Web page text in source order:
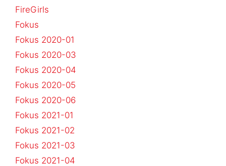
FireGirls
Fokus
Fokus 2020-01
Fokus 2020-03
Fokus 2020-04
Fokus 2020-05
Fokus 2020-06
Fokus 2021-01
Fokus 2021-02
Fokus 2021-03
Fokus 2021-04